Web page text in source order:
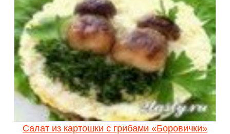
Салат из картошки с грибами «Боровички»